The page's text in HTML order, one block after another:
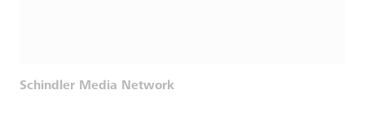
Schindler Media Network